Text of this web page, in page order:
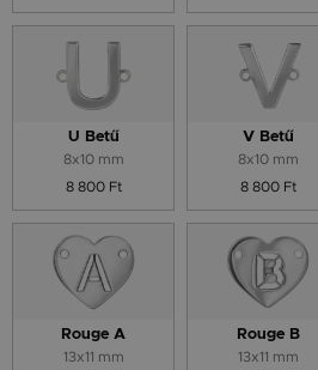
U Betű
8x10 mm
8 800 Ft
V Betű
8x10 mm
8 800 Ft
Rouge A
13x11 mm
Rouge B
13x11 mm